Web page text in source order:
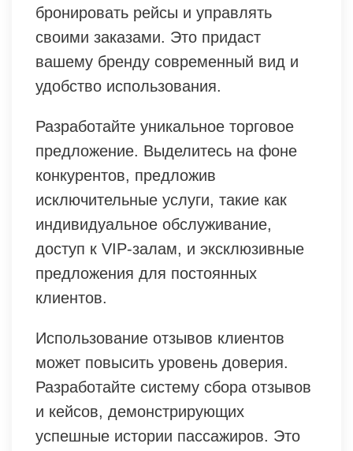
бронировать рейсы и управлять
своими заказами. Это придаст
вашему бренду современный вид и
удобство использования.
Разработайте уникальное торговое
предложение. Выделитесь на фоне
конкурентов, предложив
исключительные услуги, такие как
индивидуальное обслуживание,
доступ к VIP-залам, и эксклюзивные
предложения для постоянных
клиентов.
Использование отзывов клиентов
может повысить уровень доверия.
Разработайте систему сбора отзывов
и кейсов, демонстрирующих
успешные истории пассажиров. Это